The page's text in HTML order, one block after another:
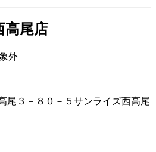
高尾店
外
尾３－８０－５サンライズ西高尾